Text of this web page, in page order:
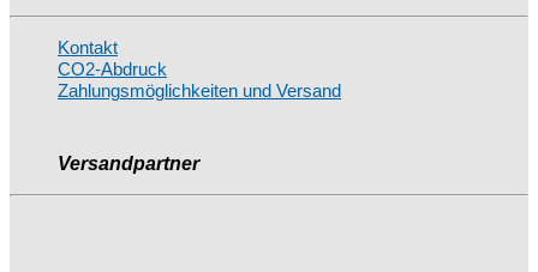
Kontakt
CO2-Abdruck
Zahlungsmöglichkeiten und Versand
Versandpartner